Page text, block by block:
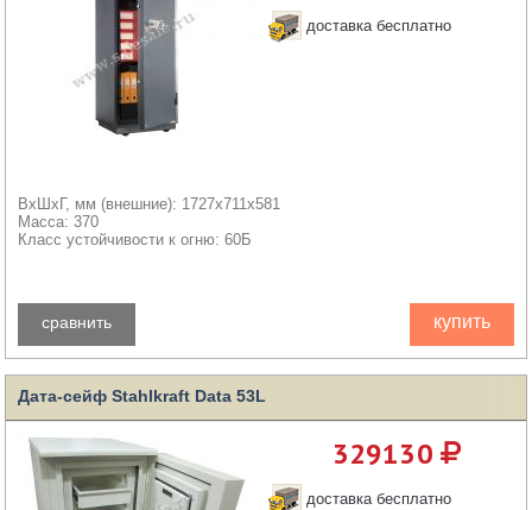
доставка бесплатно
ВхШхГ, мм (внешние): 1727x711x581
Масса: 370
Класс устойчивости к огню: 60Б
купить
сравнить
Дата-сейф Stahlkraft Data 53L
329130
доставка бесплатно